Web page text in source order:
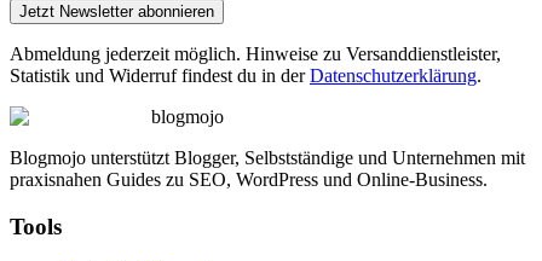
Jetzt Newsletter abonnieren
Abmeldung jederzeit möglich. Hinweise zu Versanddienstleister,
Statistik und Widerruf findest du in der Datenschutzerklärung.
blogmojo
Blogmojo unterstützt Blogger, Selbstständige und Unternehmen mit
praxisnahen Guides zu SEO, WordPress und Online-Business.
Tools